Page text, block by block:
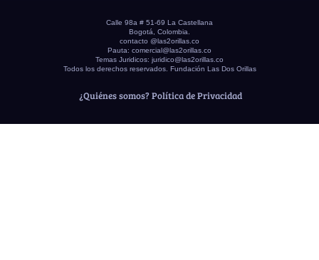
Calle 98a # 51-69 La Castellana
Bogotá, Colombia.
contacto @las2orillas.co
Pauta: comercial@las2orillas.co
Temas Juridicos: juridico@las2orillas.co
Todos los derechos reservados. Fundación Las Dos Orillas
¿Quiénes somos? Política de Privacidad